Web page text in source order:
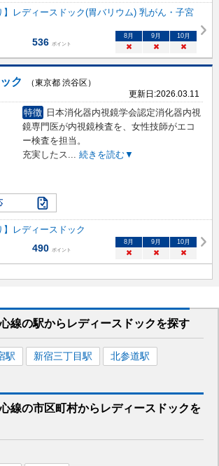
】レディースドック(胃バリウム) 乳がん・子宮
536 ポイント
8 月 9 月 10月
× × ×
ク
（東京都 渋谷区）
更新日:2026.03.11
特徴
日本消化器内視鏡学会認定消化器内視
鏡専門医が内視鏡検査を、女性技師がエコ
ー検査を担当。
充実したス... 続きを読む▼
】レディースドック
490 ポイント
8月 9月 10月
× × ×
線の駅から レディースドックを探す
駅 新宿三丁目駅 北参道駅
線の市区町村から レディースドックを